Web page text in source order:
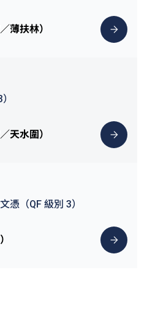
薄扶林）
天水圍）
憑（QF 級別 3）